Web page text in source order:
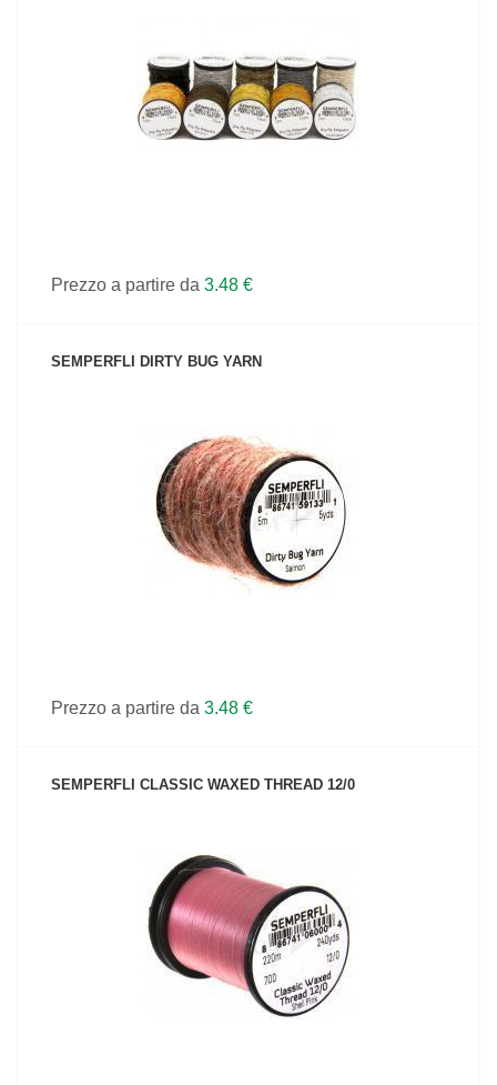
Prezzo a partire da 3.48 €
SEMPERFLI DIRTY BUG YARN
VEDI IL PRODOTTO
Prezzo a partire da 3.48 €
SEMPERFLI CLASSIC WAXED THREAD 12/0
VEDI IL PRODOTTO